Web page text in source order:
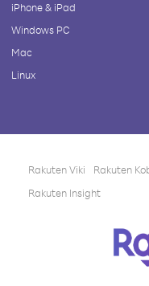
iPhone & iPad
Windows PC
Mac
Linux
Rakuten Viki Rakuten
Rakuten Insight